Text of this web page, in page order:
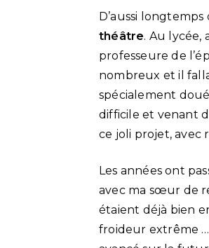
D’aussi
théâtre. Au lycée,
professeure de
nombreux et il
spécialement
difficile et venant
ce joli projet, avec
Les années ont
avec ma sœur de
étaient déjà bien
froideur extrême